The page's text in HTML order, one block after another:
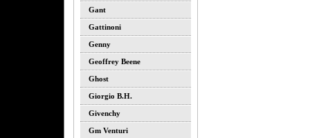
Gant
Gattinoni
Genny
Geoffrey Beene
Ghost
Giorgio B.h.
Givenchy
Gm Venturi